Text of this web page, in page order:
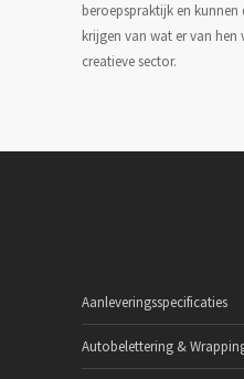
beroepspraktijk en kunnen
krijgen van wat er van
creatieve sector.
Aanleveringsspecificaties
Autobelettering &